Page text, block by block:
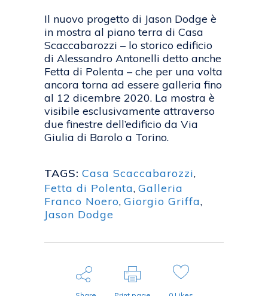
Il nuovo progetto di Jason Dodge è
in mostra al piano terra di Casa
Scaccabarozzi – lo storico edificio
di Alessandro Antonelli detto anche
Fetta di Polenta – che per una volta
ancora torna ad essere galleria fino
al 12 dicembre 2020. La mostra è
visibile esclusivamente attraverso
due finestre dell’edificio da Via
Giulia di Barolo a Torino.
TAGS: Casa Scaccabarozzi,
Fetta di Polenta, Galleria
Franco Noero, Giorgio Griffa,
Jason Dodge